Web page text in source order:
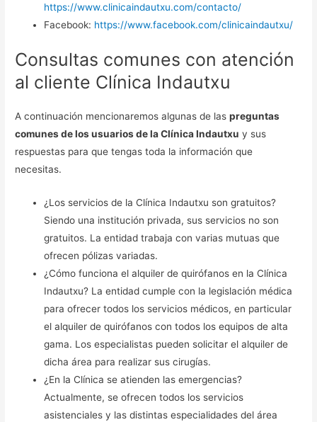
https://www.clinicaindautxu.com/contacto/
Facebook: https://www.facebook.com/clinicaindautxu/
Consultas comunes con atención
al cliente Clínica Indautxu
A continuación mencionaremos algunas de laspreguntas
comunes de los usuarios de la Clínica Indautxu y sus
respuestas para que tengas toda la información que
necesitas.
¿Los servicios de la Clínica Indautxu son gratuitos?
Siendo una institución privada, sus servicios no son
gratuitos. La entidad trabaja con varias mutuas que
ofrecen pólizas variadas.
¿Cómo funciona el alquiler de quirófanos en la Clínica
Indautxu? La entidad cumple con la legislación médica
para ofrecer todos los servicios médicos, en particular
el alquiler de quirófanos con todos los equipos de alta
gama. Los especialistas pueden solicitar el alquiler de
dicha área para realizar sus cirugías.
¿En la Clínica se atienden las emergencias?
Actualmente, se ofrecen todos los servicios
asistenciales y las distintas especialidades del área